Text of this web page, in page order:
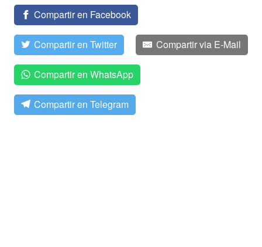
Compartir en Facebook
Compartir en Twitter Compartir via E-Mail
Compartir en WhatsApp
Compartir en Telegram